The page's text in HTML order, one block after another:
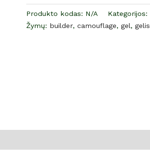
30
ml
/
Produkto kodas: N/A Kategorijos:
Žymų: builder, camouflage, gel, gelis